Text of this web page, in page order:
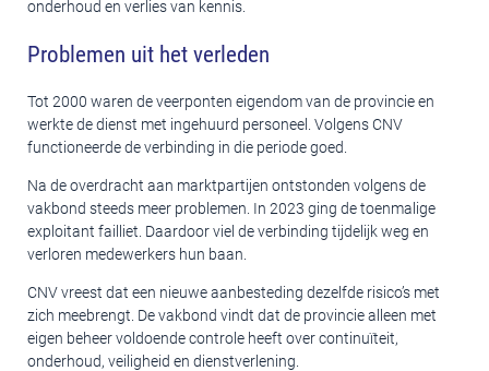
onderhoud en verlies van kennis.
Problemen uit het verleden
Tot 2000 waren de veerponten eigendom van de provincie en
werkte de dienst met ingehuurd personeel. Volgens CNV
functioneerde de verbinding in die periode goed.
Na de overdracht aan marktpartijen ontstonden volgens de
vakbond steeds meer problemen. In 2023 ging de toenmalige
exploitant failliet. Daardoor viel de verbinding tijdelijk weg en
verloren medewerkers hun baan.
CNV vreest dat een nieuwe aanbesteding dezelfde risico’s met
zich meebrengt. De vakbond vindt dat de provincie alleen met
eigen beheer voldoende controle heeft over continuïteit,
onderhoud, veiligheid en dienstverlening.